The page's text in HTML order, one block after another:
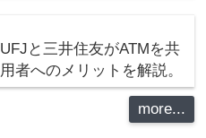
UFJと三井住友がATMを共
者へのメリットを解説。
more...